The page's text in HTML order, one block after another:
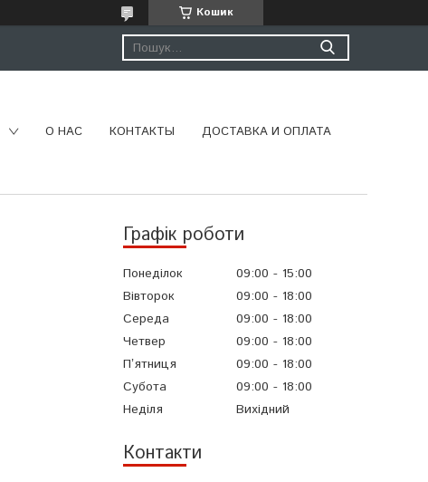
Кошик
О НАС КОНТАКТЫ ДОСТАВКА И ОПЛАТА
Графік роботи
Понеділок 09:00
15:00
Вівторок
09:00
18:00
Середа
09:00
18:00
Четвер
09:00
18:00
Пʼятниця
09:00
18:00
Субота
09:00
18:00
Неділя
Вихідний
Контакти